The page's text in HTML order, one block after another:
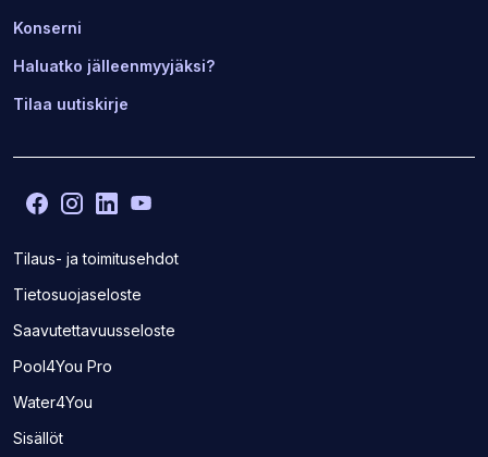
Konserni
Haluatko jälleenmyyjäksi?
Tilaa uutiskirje
Tilaus- ja toimitusehdot
Tietosuojaseloste
Saavutettavuusseloste
Pool4You Pro
Water4You
Sisällöt
Facebook
(Avaa
sivuston
uudelle
välilehdelle)
Instagram
(Avaa
sivuston
välilehdelle)
LinkedIn
(Avaa
sivuston
välilehdelle)
sivuston